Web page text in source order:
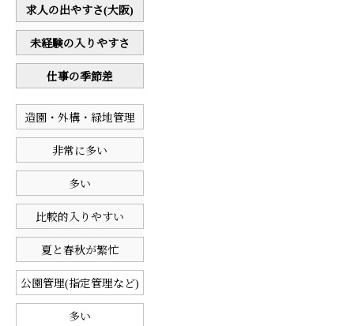
求人の出やすさ(大阪)
未経験の入りやすさ
仕事の季節差
造園・外構・緑地管理
非常に多い
多い
比較的入りやすい
夏と春秋が繁忙
公園管理(指定管理など)
多い